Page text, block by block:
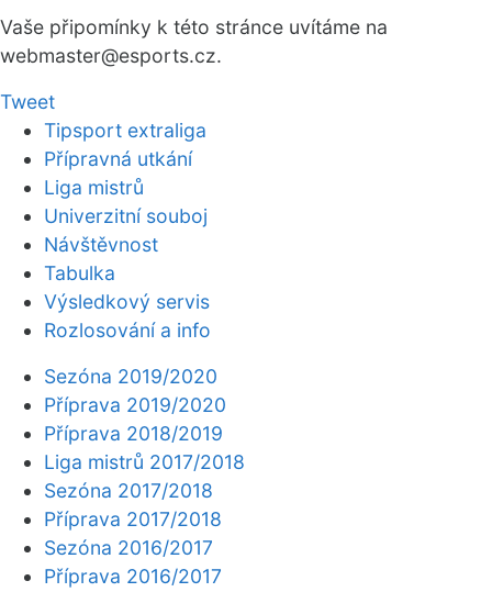
Vaše připomínky k této stránce uvítáme na
webmaster@esports.cz.
Tweet
Tipsport extraliga
Přípravná utkání
Liga mistrů
Univerzitní souboj
Návštěvnost
Tabulka
Výsledkový servis
Rozlosování a info
Sezóna 2019/2020
Příprava 2019/2020
Příprava 2018/2019
Liga mistrů 2017/2018
Sezóna 2017/2018
Příprava 2017/2018
Sezóna 2016/2017
Příprava 2016/2017